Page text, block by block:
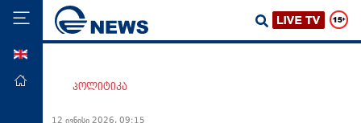
მთავარიპოლიტიკა